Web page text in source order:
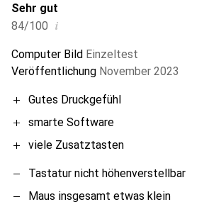
Sehr gut
84/100 i
Computer Bild Einzeltest
Veröffentlichung November 2023
Gutes Druckgefühl
smarte Software
viele Zusatztasten
Tastatur nicht höhenverstellbar
Maus insgesamt etwas klein